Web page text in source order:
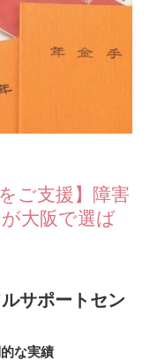
ご支援】障害
大阪で選ば
サポートセン
な実績